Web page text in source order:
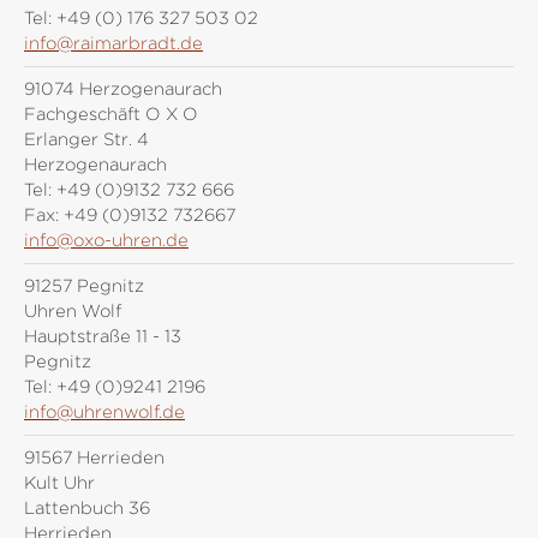
Tel: +49 (0) 176 327 503 02
info@raimarbradt.de
91074 Herzogenaurach
Fachgeschäft O X O
Erlanger Str. 4
Herzogenaurach
Tel: +49 (0)9132 732 666
Fax: +49 (0)9132 732667
info@oxo-uhren.de
91257 Pegnitz
Uhren Wolf
Hauptstraße 11 - 13
Pegnitz
Tel: +49 (0)9241 2196
info@uhrenwolf.de
91567 Herrieden
Kult Uhr
Lattenbuch 36
Herrieden